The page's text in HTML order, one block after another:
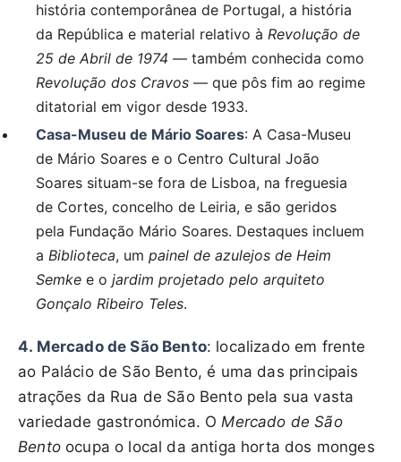
história contemporânea de Portugal, a história
da República e material relativo à Revolução de
25 de Abril de 1974 — também conhecida como
Revolução dos Cravos — que pôs fim ao regime
ditatorial em vigor desde 1933.
Casa-Museu de Mário Soares: A Casa-Museu
de Mário Soares e o Centro Cultural João
Soares situam-se fora de Lisboa, na freguesia
de Cortes, concelho de Leiria, e são geridos
pela Fundação Mário Soares. Destaques incluem
a Biblioteca, um painel de azulejos de Heim
Semke e o jardim projetado pelo arquiteto
Gonçalo Ribeiro Teles.
4. Mercado de São Bento: localizado em frente
ao Palácio de São Bento, é uma das principais
atrações da Rua de São Bento pela sua vasta
variedade gastronómica. OMercado de São
Bentoocupa o local da antiga horta dos monges